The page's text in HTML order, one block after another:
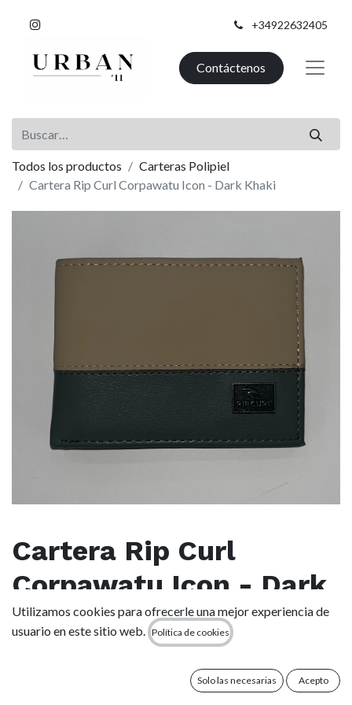
+34922632405
Contáctenos
Todos los productos
Carteras Polipiel
Cartera Rip Curl Corpawatu Icon - Dark Khaki
Cartera Rip Curl
Corpawatu Icon - Dark
Khaki
Experimenta la practicidad y el estilo con la cartera
Corpawatu Icon slim PU. Las múltiples ranuras para tarjetas
Utilizamos cookies para ofrecerle una mejor experiencia de
usuario en este sitio web.
Política de cookies
Solo las necesarias Acepto